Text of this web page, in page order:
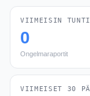
VIIMEISIN TUNTI
0
Ongelmaraportit
VIIMEISET 30